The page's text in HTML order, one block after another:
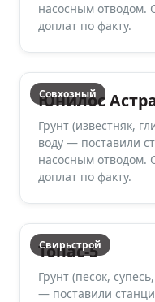
насосным отводом.
доплат по факту.
Совхозный
Юнилос
Грунт (известняк,
воду — поставили
насосным отводом.
доплат по факту.
Свирьстрой
Топас-5
Грунт (песок,
— поставили